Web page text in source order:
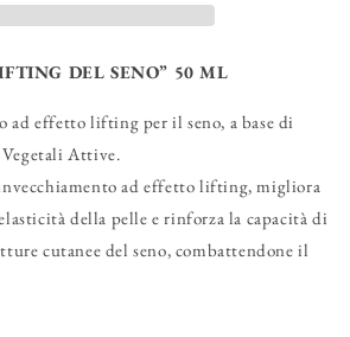
DEL SENO” 50 ML
ad effetto lifting per il seno, a base di
Attive.
ad effetto lifting, migliora
della pelle e rinforza la capacità di
cutanee del seno, combattendone il